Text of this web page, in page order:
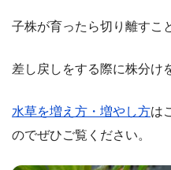
子株が育ったら切り離すこ
差し戻しをする際に株分け
水草を増え方・増やし方は
のでぜひご覧ください。